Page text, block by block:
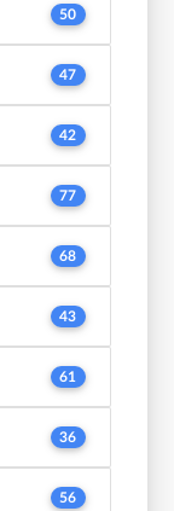
50
47
42
77
68
43
61
36
56